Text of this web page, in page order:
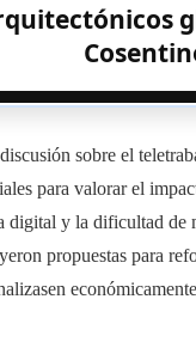
sobre el
para valorar el
digital y la dificultad
propuestas para